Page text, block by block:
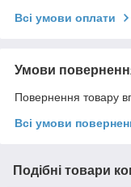
Всі умови оплати
Умови
Повернення товару
Всі умови
Подібні товари